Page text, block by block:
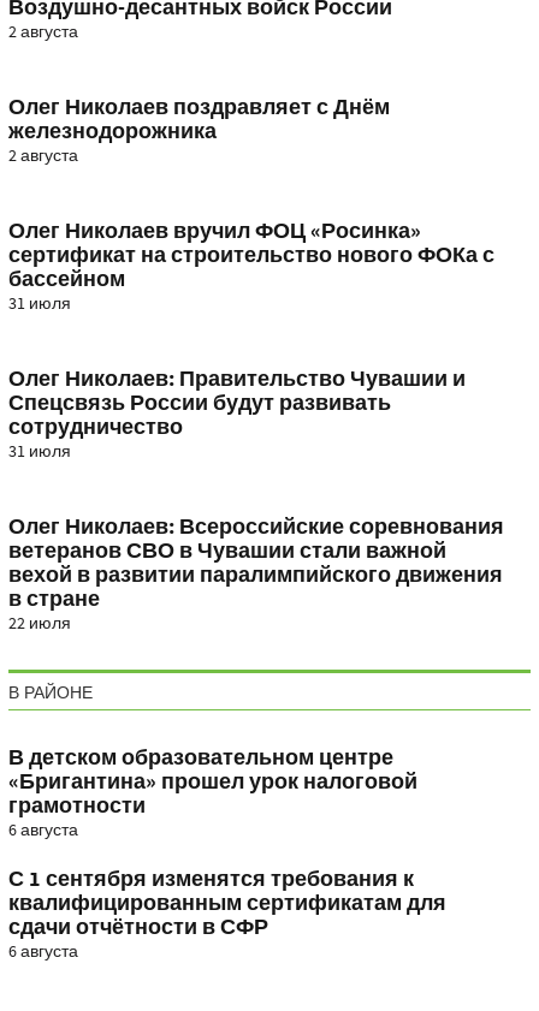
Воздушно-десантных войск России
2 августа
Олег Николаев поздравляет с Днём
железнодорожника
2 августа
Олег Николаев вручил ФОЦ «Росинка»
сертификат на строительство нового ФОКа с
бассейном
31 июля
Олег Николаев: Правительство Чувашии и
Спецсвязь России будут развивать
сотрудничество
31 июля
Олег Николаев: Всероссийские соревнования
ветеранов СВО в Чувашии стали важной
вехой в развитии паралимпийского движения
в стране
22 июля
В РАЙОНЕ
В детском образовательном центре
«Бригантина» прошел урок налоговой
грамотности
6 августа
С 1 сентября изменятся требования к
квалифицированным сертификатам для
сдачи отчётности в СФР
6 августа